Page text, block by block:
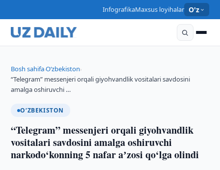
InfografikaMaxsus loyihalar O'z
Bosh sahifa›O‘zbekiston›
“Telegram” messenjeri orqali giyohvandlik vositalari savdosini
amalga oshiruvchi …
O‘ZBEKISTON
“Telegram” messenjeri orqali giyohvandlik
vositalari savdosini amalga oshiruvchi
narkodo‘konning 5 nafar aʼzosi qo‘lga olindi